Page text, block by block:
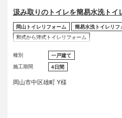
汲み取りのトイレを簡易水洗トイ
岡山トイレリフォーム
簡易水洗トイレリフ
和式から洋式トイレリフォーム
種別
一戸建て
施工期間
4日間
岡山市中区雄町 Y様